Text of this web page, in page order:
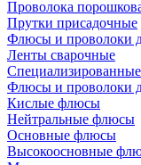
Проволока
Прутки присадочные
Флюсы и проволоки
Ленты сварочные
Флюсы и проволоки
Кислые флюсы
Нейтральные флюсы
Основные флюсы
Высокоосновные